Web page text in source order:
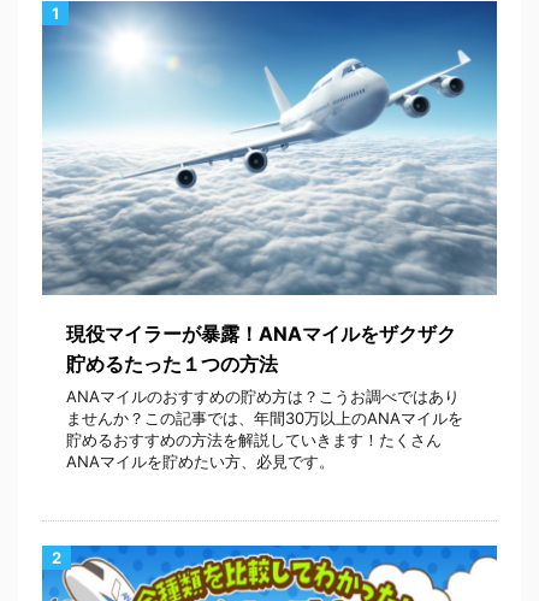
1
現役マイラーが暴露！ANAマイルをザクザク
貯めるたった１つの方法
ANAマイルのおすすめの貯め方は？こうお調べではあり
ませんか？この記事では、年間30万以上のANAマイルを
貯めるおすすめの方法を解説していきます！たくさん
ANAマイルを貯めたい方、必見です。
2